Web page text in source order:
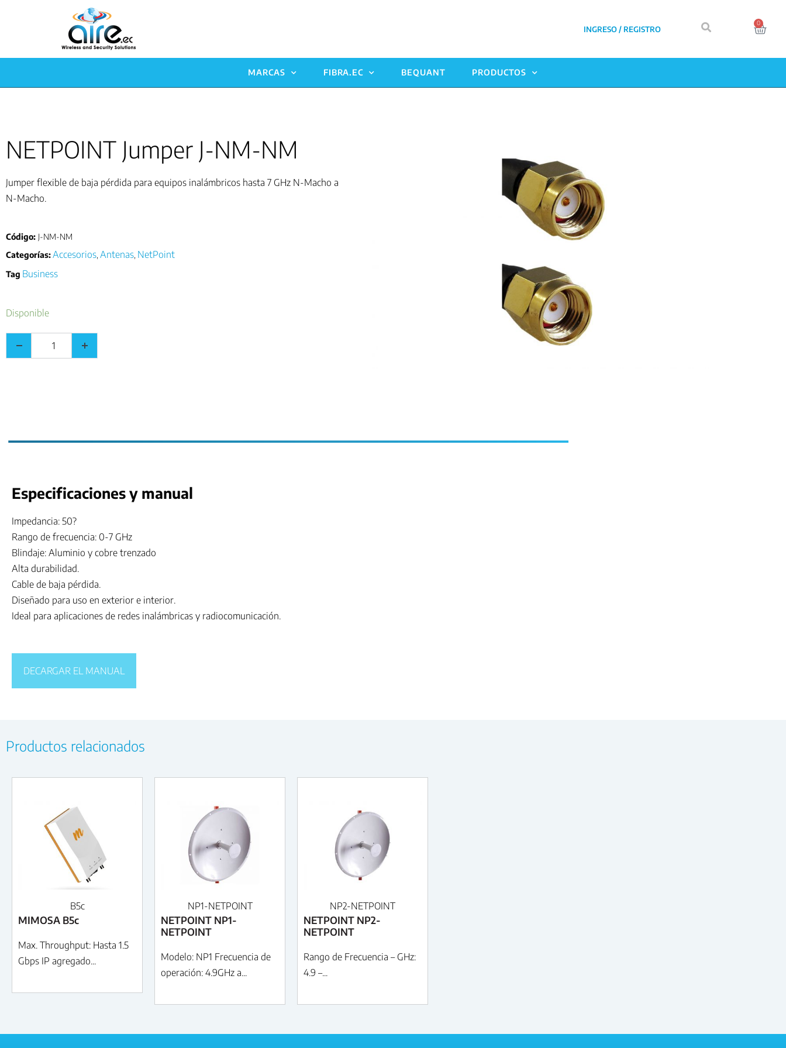
INGRESO / REGISTRO
0
MARCAS FIBRA.EC BEQUANT PRODUCTOS
NETPOINT Jumper J-NM-NM
Jumper flexible de baja pérdida para equipos inalámbricos hasta 7 GHz N-Macho a
N-Macho.
Código: J-NM-NM
Categorías:Accesorios Antenas NetPoint
Tag Business
Disponible
Especificaciones y manual
Impedancia: 50?
Rango de frecuencia: 0-7 GHz
Blindaje: Aluminio y cobre trenzado
Alta durabilidad.
Cable de baja pérdida.
Diseñado para uso en exterior e interior.
Ideal para aplicaciones de redes inalámbricas y radiocomunicación.
DECARGAR EL MANUAL
Productos relacionados
B5c
MIMOSA B5c
Max. Throughput: Hasta 1.5
Gbps IP agregado...
NP1-NETPOINT
NETPOINT NP1-
NETPOINT
Modelo: NP1 Frecuencia de
operación: 4.9GHz a...
NP2-NETPOINT
NETPOINT NP2-
NETPOINT
Rango de Frecuencia – GHz:
4.9 –...